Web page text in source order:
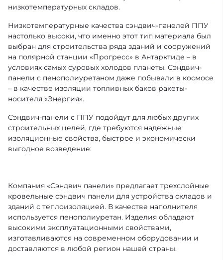
низкотемпературных складов.
Низкотемпературные качества сэндвич-панелей ППУ
настолько высоки, что именно этот тип материала был
выбран для строительства ряда зданий и сооружений
на полярной станции «Прогресс» в Антарктиде – в
условиях самых суровых холодов планеты. Сэндвич-
панели с пенополиуретаном даже побывали в космосе
– в качестве изоляции топливных баков ракеты-
носителя «Энергия».
Cэндвич-панели с ППУ подойдут для любых других
строительных целей, где требуются надежные
изоляционные свойства, быстрое и экономически
выгодное возведение:
Компания «Сэндвич панели» предлагает трехслойные
кровельные сэндвич панели для устройства складов и
зданий с теплоизоляцией. В качестве наполнителя
используется пенополиуретан. Изделия обладают
высокими эксплуатационными свойствами,
изготавливаются на современном оборудовании и
доставляются в любой регион нашей страны.